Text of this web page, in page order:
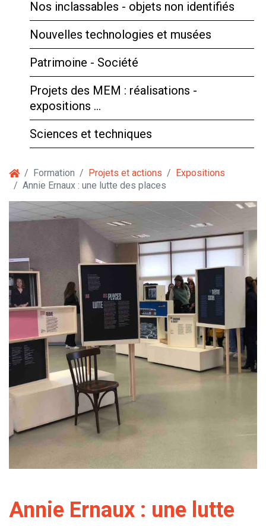
Nos inclassables - objets non identifiés
Nouvelles technologies et musées
Patrimoine - Société
Projets des MEM : réalisations -
expositions …
Sciences et techniques
Formation Projets et actions
Expositions
Annie Ernaux : une lutte des places
Annie Ernaux : une lutte